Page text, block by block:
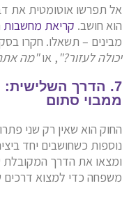
אל תפרשו אוטומטית את
הוא חושב. קריאת מחשבות
מבינים – תשאלו. חקרו
יכולה לעזור?" , או"מה
7. הדרך
ממבוי סתום
החוק הוא שאין רק שני
נוספות כשחושבים יחד
ומצאו את הדרך המקובלת
משפחה כדי למצוא דרכים